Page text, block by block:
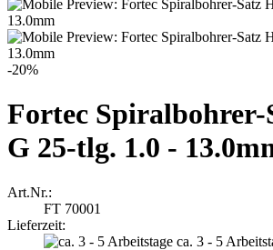
-20%
Fortec Spiralbohrer-
G 25-tlg. 1.0 -
Art.Nr.:
FT 70001
Lieferzeit:
ca. 3 - 5